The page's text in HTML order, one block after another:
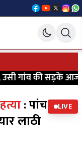
गांव की सड़कें आज
: पांच
लाठी
LIVE